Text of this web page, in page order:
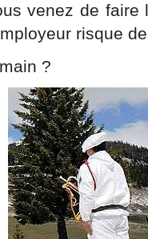
venez de
risque
?